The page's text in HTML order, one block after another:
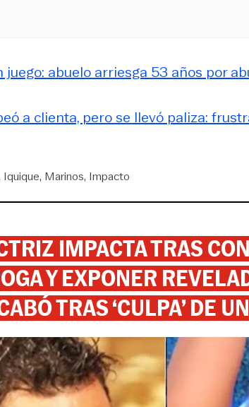
juego: abuelo arriesga 53 años por
a clienta, pero se llevó paliza:
Iquique Marinos Impacto
IMPACTA TRAS
Y EXPONER
TRAS ‘CULPA’ DE